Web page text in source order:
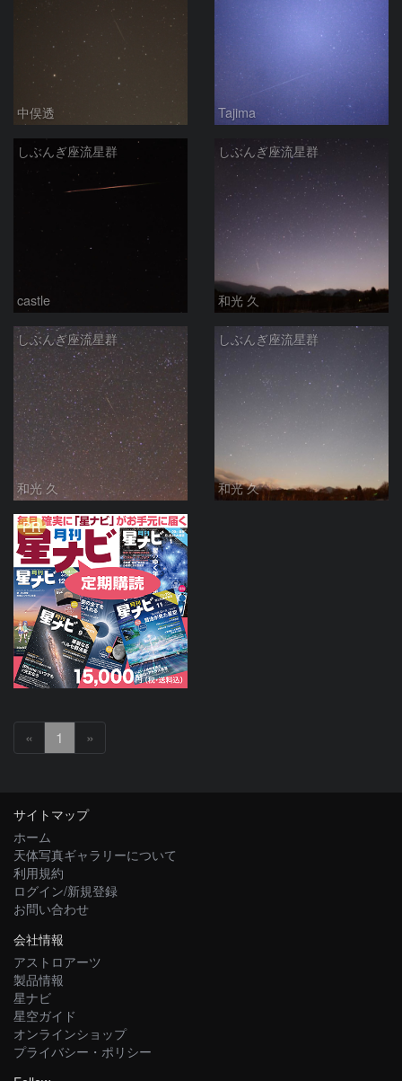
中俣透 Tajima
しぶんぎ座流星群
castle
しぶんぎ座流星群
和光 久
しぶんぎ座流星群
和光 久
しぶんぎ座流星群
和光 久
PR
« 1 »
サイトマップ
ホーム
天体写真ギャラリーについて
利用規約
ログイン/新規登録
お問い合わせ
会社情報
アストロアーツ
製品情報
星ナビ
星空ガイド
オンラインショップ
プライバシー・ポリシー